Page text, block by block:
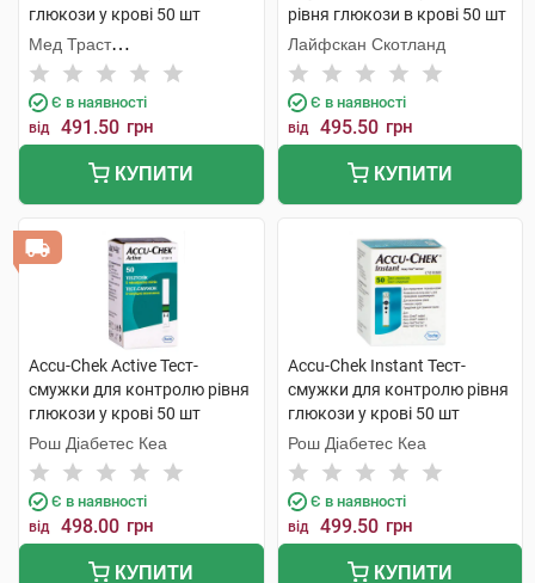
глюкози у крові 50 шт
Мед Траст
Хандельсгезельшафт
Є в наявності
від 491.50 грн
КУПИТИ
рівня глюкози в крові 50 шт
Лайфскан Скотланд
Є в наявності
від 495.50 грн
КУПИТИ
Accu-Chek Active Тест-
смужки для контролю рівня
глюкози у крові 50 шт
Рош Діабетес Кеа
Є в наявності
від 498.00 грн
КУПИТИ
Accu-Chek Instant Тест-
смужки для контролю рівня
глюкози у крові 50 шт
Рош Діабетес Кеа
Є в наявності
від 499.50 грн
КУПИТИ